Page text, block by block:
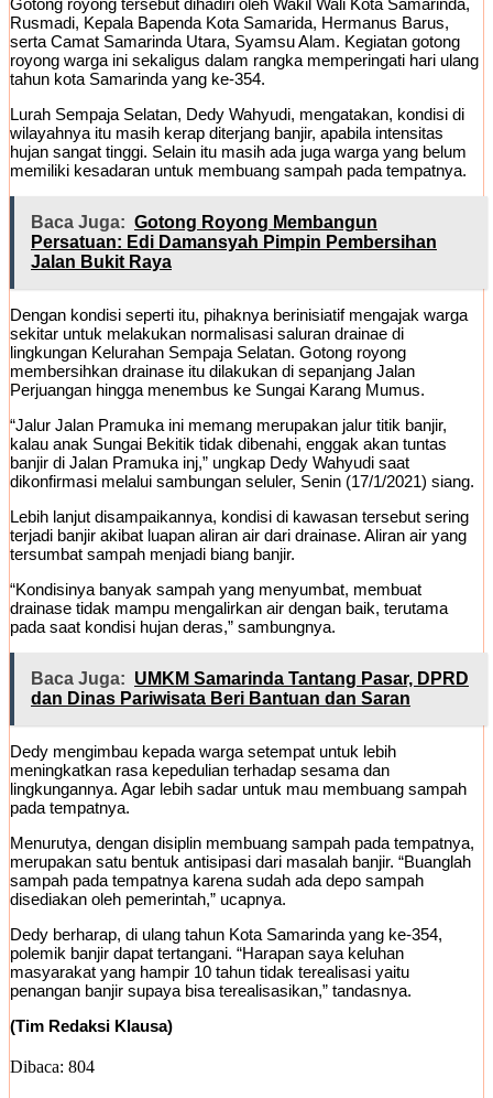
Gotong royong tersebut dihadiri oleh Wakil Wali Kota Samarinda,
Rusmadi, Kepala Bapenda Kota Samarida, Hermanus Barus,
serta Camat Samarinda Utara, Syamsu Alam. Kegiatan gotong
royong warga ini sekaligus dalam rangka memperingati hari ulang
tahun kota Samarinda yang ke-354.
Lurah Sempaja Selatan, Dedy Wahyudi, mengatakan, kondisi di
wilayahnya itu masih kerap diterjang banjir, apabila intensitas
hujan sangat tinggi. Selain itu masih ada juga warga yang belum
memiliki kesadaran untuk membuang sampah pada tempatnya.
Baca Juga: Gotong Royong Membangun
Persatuan: Edi Damansyah Pimpin Pembersihan
Jalan Bukit Raya
Dengan kondisi seperti itu, pihaknya berinisiatif mengajak warga
sekitar untuk melakukan normalisasi saluran drainae di
lingkungan Kelurahan Sempaja Selatan. Gotong royong
membersihkan drainase itu dilakukan di sepanjang Jalan
Perjuangan hingga menembus ke Sungai Karang Mumus.
“Jalur Jalan Pramuka ini memang merupakan jalur titik banjir,
kalau anak Sungai Bekitik tidak dibenahi, enggak akan tuntas
banjir di Jalan Pramuka inj,” ungkap Dedy Wahyudi saat
dikonfirmasi melalui sambungan seluler, Senin (17/1/2021) siang.
Lebih lanjut disampaikannya, kondisi di kawasan tersebut sering
terjadi banjir akibat luapan aliran air dari drainase. Aliran air yang
tersumbat sampah menjadi biang banjir.
“Kondisinya banyak sampah yang menyumbat, membuat
drainase tidak mampu mengalirkan air dengan baik, terutama
pada saat kondisi hujan deras,” sambungnya.
Baca Juga: UMKM Samarinda Tantang Pasar, DPRD
dan Dinas Pariwisata Beri Bantuan dan Saran
Dedy mengimbau kepada warga setempat untuk lebih
meningkatkan rasa kepedulian terhadap sesama dan
lingkungannya. Agar lebih sadar untuk mau membuang sampah
pada tempatnya.
Menurutya, dengan disiplin membuang sampah pada tempatnya,
merupakan satu bentuk antisipasi dari masalah banjir. “Buanglah
sampah pada tempatnya karena sudah ada depo sampah
disediakan oleh pemerintah,” ucapnya.
Dedy berharap, di ulang tahun Kota Samarinda yang ke-354,
polemik banjir dapat tertangani. “Harapan saya keluhan
masyarakat yang hampir 10 tahun tidak terealisasi yaitu
penangan banjir supaya bisa terealisasikan,” tandasnya.
(Tim Redaksi Klausa)
Dibaca: 804